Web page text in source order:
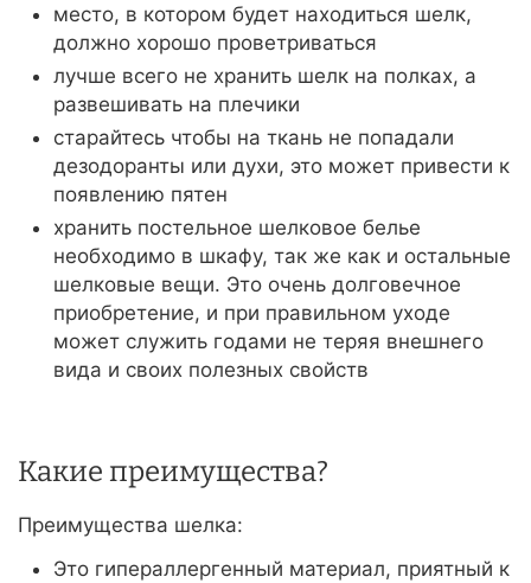
место, в котором будет находиться шелк,
должно хорошо проветриваться
лучше всего не хранить шелк на полках, а
развешивать на плечики
старайтесь чтобы на ткань не попадали
дезодоранты или духи, это может привести к
появлению пятен
хранить постельное шелковое белье
необходимо в шкафу, так же как и остальные
шелковые вещи. Это очень долговечное
приобретение, и при правильном уходе
может служить годами не теряя внешнего
вида и своих полезных свойств
Какие преимущества?
Преимущества шелка:
Это гипераллергенный материал, приятный к